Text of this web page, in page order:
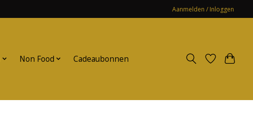
Aanmelden / Inloggen
Non Food Cadeaubonnen